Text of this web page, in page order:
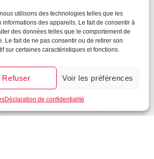
utilisons des technologies telles que les
des appareils. Le fait de consentir à
des données telles que le comportement de
Le fait de ne pas consentir ou de retirer son
sur certaines caractéristiques et fonctions.
Refuser Voir les préférences
Déclaration de confidentialité
Messenger · Instagram
6 panneaux
2,25€